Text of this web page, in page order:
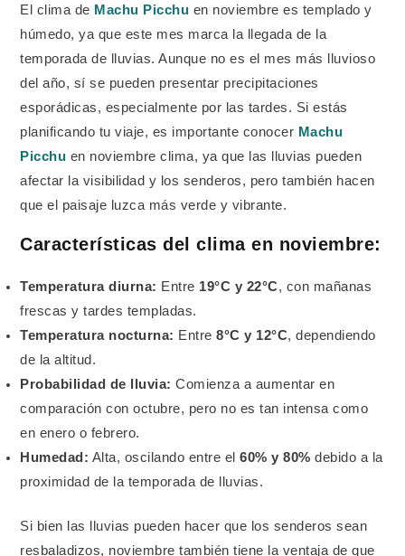
El clima de Machu Picchu en noviembre es templado y
húmedo, ya que este mes marca la llegada de la
temporada de lluvias. Aunque no es el mes más lluvioso
del año, sí se pueden presentar precipitaciones
esporádicas, especialmente por las tardes. Si estás
planificando tu viaje, es importante conocer Machu
Picchu en noviembre clima, ya que las lluvias pueden
afectar la visibilidad y los senderos, pero también hacen
que el paisaje luzca más verde y vibrante.
Características del clima en noviembre:
Temperatura diurna: Entre 19°C y 22°C, con mañanas
frescas y tardes templadas.
Temperatura nocturna: Entre8°C y 12°C, dependiendo
de la altitud.
Probabilidad de lluvia: Comienza a aumentar en
comparación con octubre, pero no es tan intensa como
en enero o febrero.
Humedad: Alta, oscilando entre el60% y 80% debido a la
proximidad de la temporada de lluvias.
Si bien las lluvias pueden hacer que los senderos sean
resbaladizos, noviembre también tiene la ventaja de que